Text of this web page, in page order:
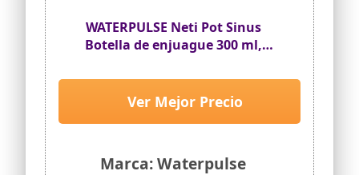
WATERPULSE Neti Pot Sinus
Botella de enjuague 300 ml,
paquetes de sal y un termómetro,
del limpiador nasal Riego a
presión para adultos y niños, sin
Marca: Waterpulse
Ver Mejor Precio